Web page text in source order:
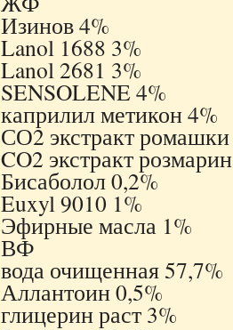
Изинов 4%
Lanol 1688 3%
Lanol 2681 3%
SENSOLENE 4%
каприлил метикон 4%
СО2 экстракт
CO2 экстракт
Бисаболол 0,2%
Euxyl 9010 1%
Эфирные масла 1%
ВФ
вода очищенная 57,7%
Аллантоин 0,5%
глицерин раст 3%